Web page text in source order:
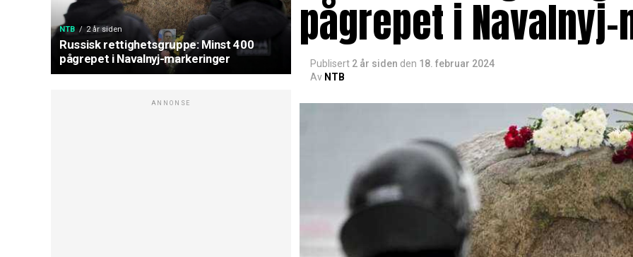
NTB 2 år siden
Russisk rettighetsgruppe: Minst 400
pågrepet i Navalnyj-markeringer
ANNONSE
pågrepet i
Publisert 2 år siden den 18. februar 2024
Av NTB